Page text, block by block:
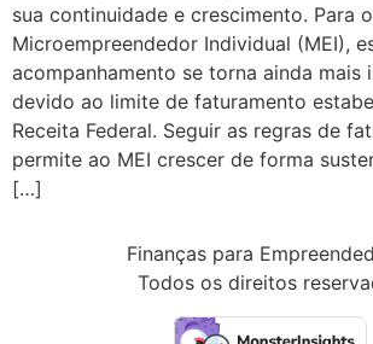
sua continuidade e crescimento. Para o
Microempreendedor Individual (MEI),
acompanhamento se torna ainda mais
devido ao limite de faturamento
Receita Federal. Seguir as regras de
permite ao MEI crescer de forma
[…]
Finanças para
Todos os direitos